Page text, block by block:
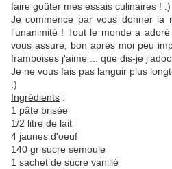
faire goûter mes essais culinaires ! :)
Je commence par vous donner la
l'unanimité ! Tout le monde a
vous assure, bon après moi peu
framboises j'aime ... que dis-je
Je ne vous fais pas languir plus
:)
Ingrédients :
1 pâte brisée
1/2 litre de lait
4 jaunes d'oeuf
140 gr sucre semoule
1 sachet de sucre vanillé